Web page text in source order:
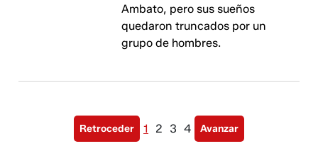
Ambato, pero sus sueños
quedaron truncados por un
grupo de hombres.
Retroceder 1 2 3 4 Avanzar